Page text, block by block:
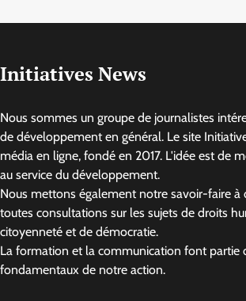
Initiatives News
Nous sommes un groupe de journalistes
de développement en général. Le site
média en ligne, fondé en 2017. L'idée est de
au service du développement.
Nous mettons également notre savoir-faire à
toutes consultations sur les sujets de droits
citoyenneté et de démocratie.
La formation et la communication font partie
fondamentaux de notre action.